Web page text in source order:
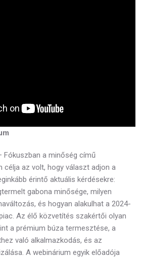
Fókuszban a minőség című
célja az volt, hogy választ adjon a
érintő aktuális kérdésekre:
gabona minősége, milyen
és hogyan alakulhat a 2024-
Az élő közvetítés szakértői olyan
a prémium búza termesztése, a
való alkalmazkodás, és az
A webinárium egyik előadója